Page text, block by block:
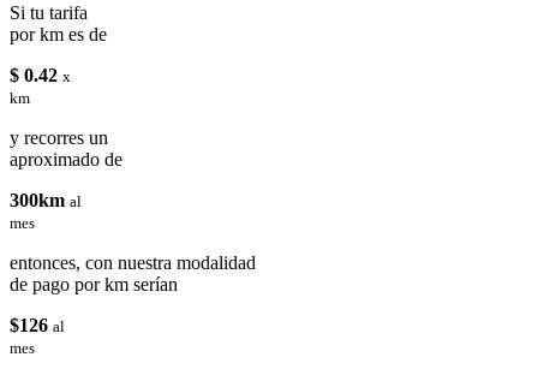
Si tu tarifa
por km es de
$ 0.42 x
km
y recorres un
aproximado de
300km al
mes
entonces, con nuestra modalidad
de pago por km serían
$126 al
mes